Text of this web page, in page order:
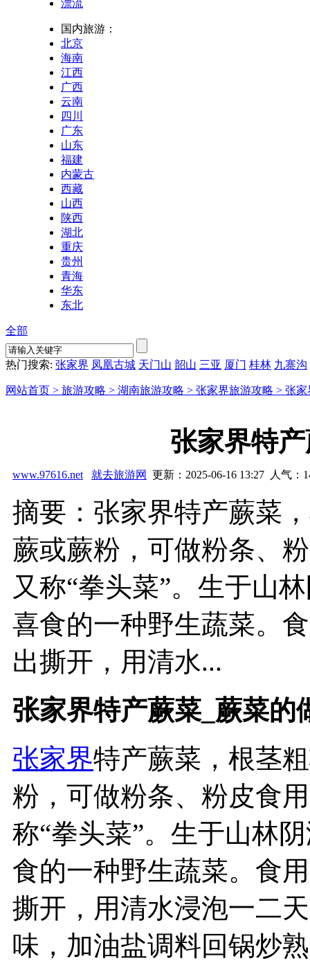
漂流
国内旅游：
北京
海南
江西
广西
云南
四川
广东
山东
福建
内蒙古
西藏
山西
陕西
湖北
重庆
贵州
青海
华东
东北
全部
热门搜索: 张家界 凤凰古城 天门山 韶山 三亚 厦门 桂林 九寨沟
网站首页 > 旅游攻略 > 湖南旅游攻略 > 张家界旅游攻略 > 张家
张家界特
www.97616.net 就去旅游网 更新：2025-06-16 13:27 人气：
摘要：张家界特产蕨菜
蕨或蕨粉，可做粉条、
又称“拳头菜”。生于山
喜食的一种野生蔬菜。
出撕开，用清水...
张家界特产蕨菜_蕨菜的
张家界特产蕨菜，根茎
粉，可做粉条、粉皮食
称“拳头菜”。生于山林
食的一种野生蔬菜。食
撕开，用清水浸泡一二
味，加油盐调料回锅炒